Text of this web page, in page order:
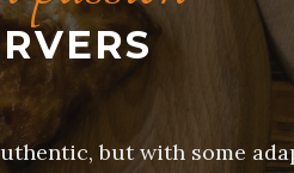
but with some